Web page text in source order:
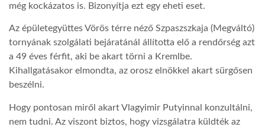
még kockázatos is. Bizonyítja ezt egy eheti eset.
Az épületegyüttes Vörös térre néző Szpaszszkaja (Megváltó)
tornyának szolgálati bejáratánál állította elő a rendőrség azt
a 49 éves férfit, aki be akart törni a Kremlbe.
Kihallgatásakor elmondta, az orosz elnökkel akart sürgősen
beszélni.
Hogy pontosan miről akart Vlagyimir Putyinnal konzultálni,
nem tudni. Az viszont biztos, hogy vizsgálatra küldték az